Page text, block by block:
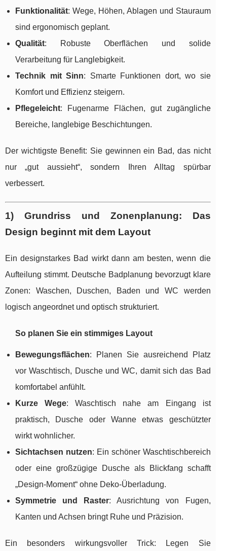
Funktionalität: Wege, Höhen, Ablagen und Stauraum
sind ergonomisch geplant.
Qualität: Robuste Oberflächen und solide
Verarbeitung für Langlebigkeit.
Technik mit Sinn: Smarte Funktionen dort, wo sie
Komfort und Effizienz steigern.
Pflegeleicht: Fugenarme Flächen, gut zugängliche
Bereiche, langlebige Beschichtungen.
Der wichtigste Benefit: Sie gewinnen ein Bad, das nicht
nur „gut aussieht“, sondern Ihren Alltag spürbar
verbessert.
1) Grundriss und Zonenplanung: Das
Design beginnt mit dem Layout
Ein designstarkes Bad wirkt dann am besten, wenn die
Aufteilung stimmt. Deutsche Badplanung bevorzugt klare
Zonen: Waschen, Duschen, Baden und WC werden
logisch angeordnet und optisch strukturiert.
So planen Sie ein stimmiges Layout
Bewegungsflächen: Planen Sie ausreichend Platz
vor Waschtisch, Dusche und WC, damit sich das Bad
komfortabel anfühlt.
Kurze Wege: Waschtisch nahe am Eingang ist
praktisch, Dusche oder Wanne etwas geschützter
wirkt wohnlicher.
Sichtachsen nutzen: Ein schöner Waschtischbereich
oder eine großzügige Dusche als Blickfang schafft
„Design-Moment“ ohne Deko-Überladung.
Symmetrie und Raster: Ausrichtung von Fugen,
Kanten und Achsen bringt Ruhe und Präzision.
Ein besonders wirkungsvoller Trick: Legen Sie